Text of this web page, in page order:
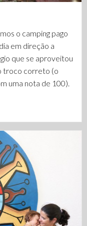
o camping pago
em direção a
que se aproveitou
troco correto (o
uma nota de 100).